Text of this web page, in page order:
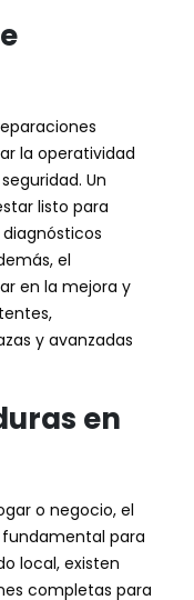
la operatividad
Un
listo para
el
en la mejora y
y avanzadas
en
o negocio, el
para
local, existen
completas para